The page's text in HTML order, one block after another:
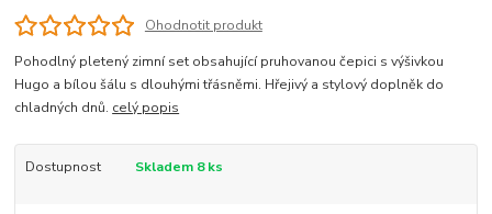
Ohodnotit produkt
Pohodlný pletený zimní set obsahující pruhovanou čepici s výšivkou
Hugo a bílou šálu s dlouhými třásněmi. Hřejivý a stylový doplněk do
chladných dnů. celý popis
Dostupnost Skladem 8 ks